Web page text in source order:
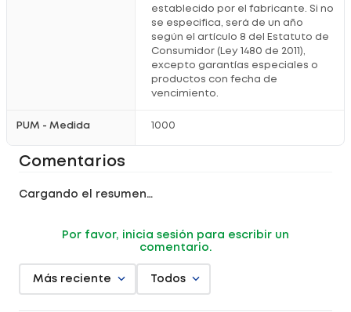
establecido por el fabricante. Si no
se especifica, será de un año
según el artículo 8 del Estatuto de
Consumidor (Ley 1480 de 2011),
excepto garantías especiales o
productos con fecha de
vencimiento.
PUM - Medida 1000
Comentarios
Cargando el resumen…
Por favor, inicia sesión para escribir un
comentario.
Más reciente Todos